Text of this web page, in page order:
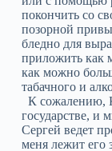
покончить со
позорной
бледно для
приложить как
как можно
табачного и
К сожалению,
государстве, и
Сергей ведет
меня лежит его